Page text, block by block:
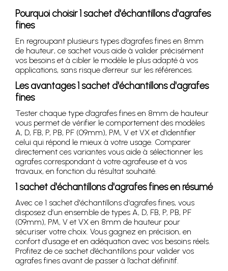
Pourquoi choisir 1 sachet d'échantillons d'agrafes
fines
En regroupant plusieurs types d’agrafes fines en 8mm
de hauteur, ce sachet vous aide à valider précisément
vos besoins et à cibler le modèle le plus adapté à vos
applications, sans risque d’erreur sur les références.
Les avantages 1 sachet d'échantillons d'agrafes
fines
Tester chaque type d’agrafes fines en 8mm de hauteur
vous permet de vérifier le comportement des modèles
A, D, FB, P, PB, PF (09mm), PM, V et VX et d’identifier
celui qui répond le mieux à votre usage. Comparer
directement ces variantes vous aide à sélectionner les
agrafes correspondant à votre agrafeuse et à vos
travaux, en fonction du résultat souhaité.
1 sachet d'échantillons d'agrafes fines en résumé
Avec ce 1 sachet d'échantillons d'agrafes fines, vous
disposez d’un ensemble de types A, D, FB, P, PB, PF
(09mm), PM, V et VX en 8mm de hauteur pour
sécuriser votre choix. Vous gagnez en précision, en
confort d’usage et en adéquation avec vos besoins réels.
Profitez de ce sachet d’échantillons pour valider vos
agrafes fines avant de passer à l’achat définitif.